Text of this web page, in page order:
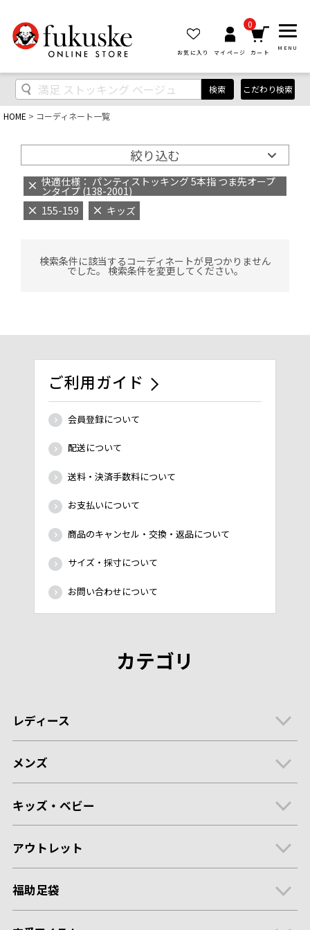
お気に入り マイページ
0
カート
MENU
検索 こだわり検索
HOME コーディネート一覧
絞り込む
快適仕様： パンティストッキング 5本指 つま先オープ
ンタイプ (138-2001)
155-159
キッズ
検索条件に該当するコーディネートが見つかりません
でした。 検索条件を変更してください。
ご利用ガイド
会員登録について
配送について
送料・決済手数料について
お支払いについて
商品のキャンセル・交換・返品について
サイズ・採寸について
お問い合わせについて
カテゴリ
レディース
メンズ
キッズ・ベビー
アウトレット
福助足袋